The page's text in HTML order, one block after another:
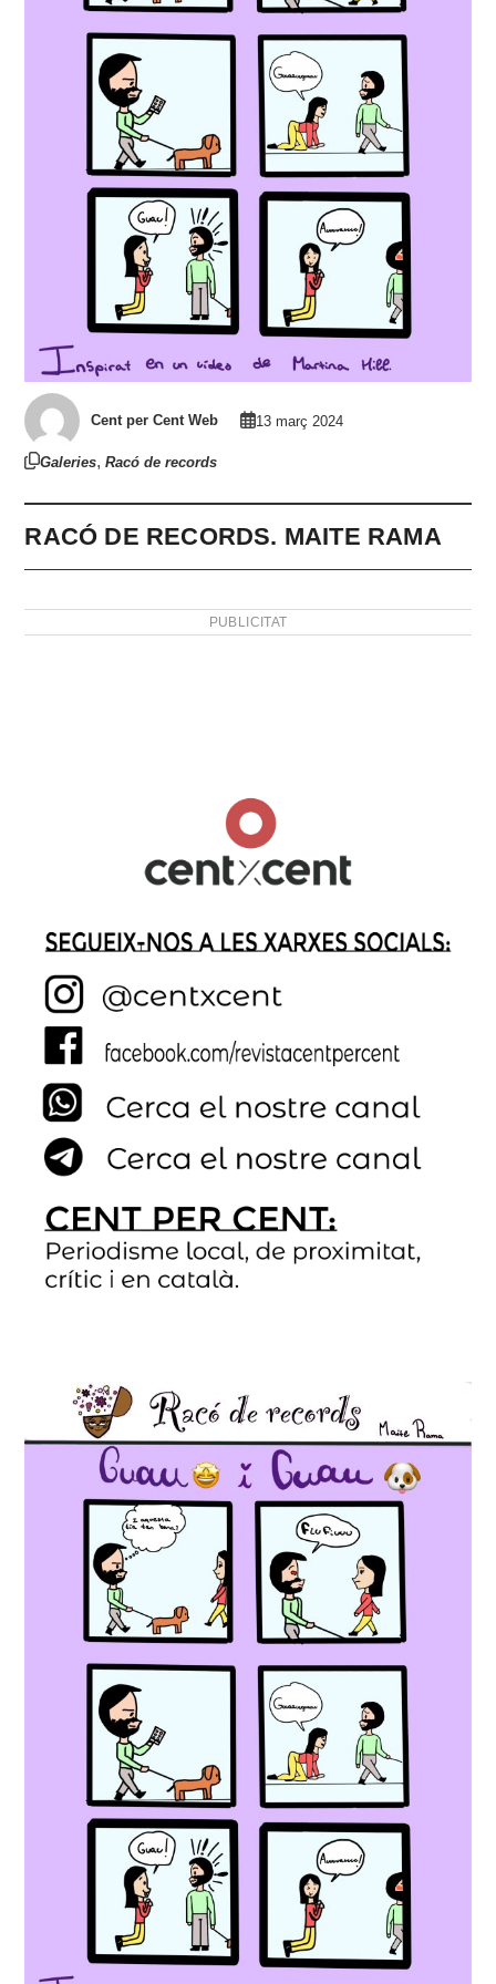
Cent per Cent Web 13 març 2024
Galeries,Racó de records
RACÓ DE RECORDS. MAITE RAMA
PUBLICITAT